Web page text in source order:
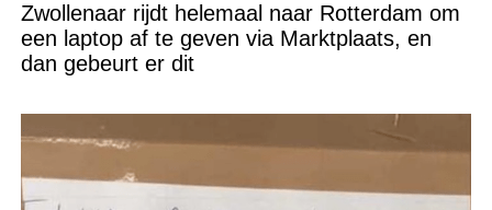
Zwollenaar rijdt helemaal naar Rotterdam om
een laptop af te geven via Marktplaats, en
dan gebeurt er dit